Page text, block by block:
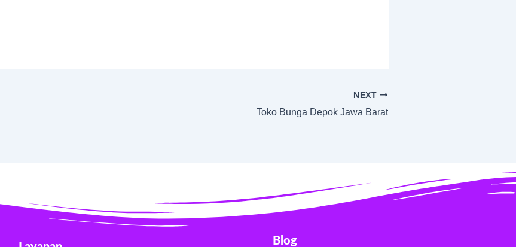
NEXT
Toko Bunga Depok Jawa Barat
Blog